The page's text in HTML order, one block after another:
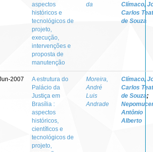
aspectos
históricos e
tecnológicos de
projeto,
execução,
intervenções e
proposta de
manutenção
da
Clímaco,
Carlos
de Souza
2007
A estrutura do
Palácio da
Justiça em
Brasília :
aspectos
históricos,
científicos e
tecnológicos de
projeto,
Moreira,
André
Luis
Andrade
Clímaco,
Carlos
de Souza;
Antônio
Alberto